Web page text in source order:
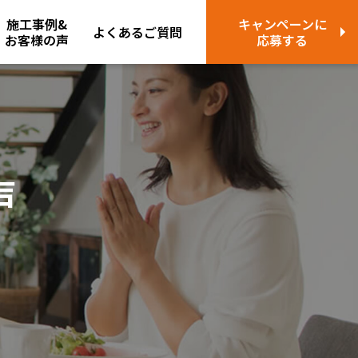
施工事例&
お客様の声
よくあるご質問
キャンペーンに
応募する